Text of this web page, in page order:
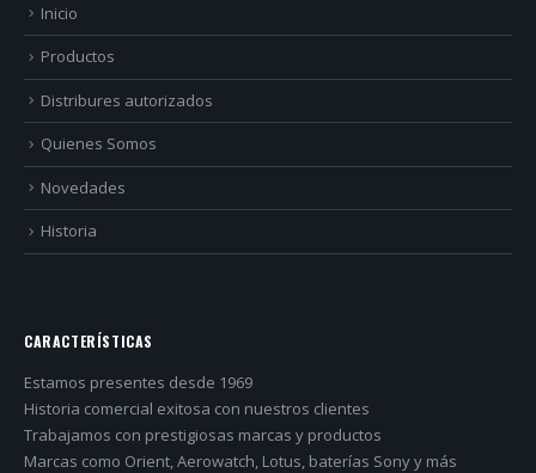
Inicio
Productos
Distribures autorizados
Quienes Somos
Novedades
Historia
CARACTERÍSTICAS
Estamos presentes desde 1969
Historia comercial exitosa con nuestros clientes
Trabajamos con prestigiosas marcas y productos
Marcas como Orient, Aerowatch, Lotus, baterías Sony y más